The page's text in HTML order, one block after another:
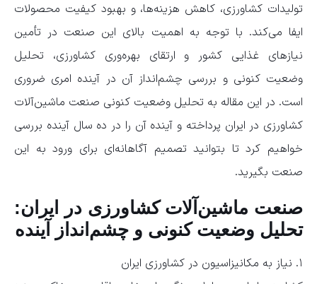
تولیدات کشاورزی، کاهش هزینه‌ها، و بهبود کیفیت محصولات
ایفا می‌کند. با توجه به اهمیت بالای این صنعت در تأمین
نیازهای غذایی کشور و ارتقای بهره‌وری کشاورزی، تحلیل
وضعیت کنونی و بررسی چشم‌انداز آن در آینده امری ضروری
است. در این مقاله به تحلیل وضعیت کنونی صنعت ماشین‌آلات
کشاورزی در ایران پرداخته و آینده آن را در ده سال آینده بررسی
خواهیم کرد تا بتوانید تصمیم آگاهانه‌ای برای ورود به این
صنعت بگیرید.
صنعت ماشین‌آلات کشاورزی در ایران:
تحلیل وضعیت کنونی و چشم‌انداز آینده
۱. نیاز به مکانیزاسیون در کشاورزی ایران